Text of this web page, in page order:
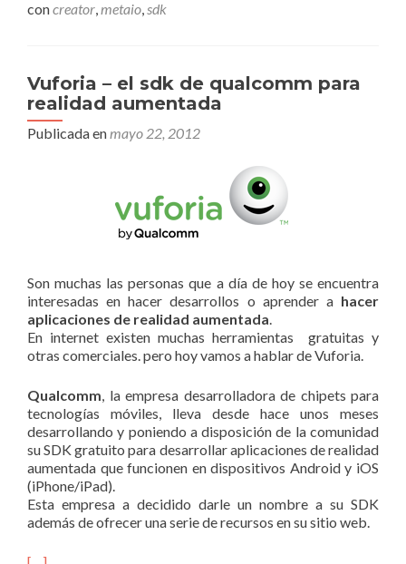
concreator,metaio,sdk
Vuforia – el sdk de qualcomm para
realidad aumentada
Publicada enmayo 22, 2012
Son muchas las personas que a día de hoy se encuentra
interesadas en hacer desarrollos o aprender a hacer
aplicaciones de realidad aumentada.
En internet existen muchas herramientas gratuitas y
otras comerciales. pero hoy vamos a hablar de Vuforia.
Qualcomm, la empresa desarrolladora de chipets para
tecnologías móviles, lleva desde hace unos meses
desarrollando y poniendo a disposición de la comunidad
su SDK gratuito para desarrollar aplicaciones de realidad
aumentada que funcionen en dispositivos Android y iOS
(iPhone/iPad).
Esta empresa a decidido darle un nombre a su SDK
además de ofrecer una serie de recursos en su sitio web.